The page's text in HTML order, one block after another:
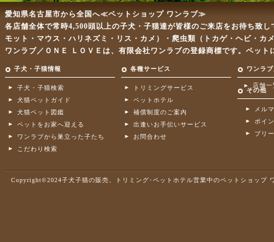
愛知県名古屋市から全国へ≪ペットショップ ワンラブ≫
各店舗全体で常時4,500頭以上の子犬・子猫達が皆様のご来店をお待ち致
モット・マウス・ハリネズミ・リス・カメ）・爬虫類（トカゲ・ヘビ・
ワンラブ／ＯＮＥ ＬＯＶＥは、有限会社ワンラブの登録商標です。ペッ
子犬・子猫情報 各種サービス ワンラ
子犬・子猫検索
犬猫ペットガイド
犬猫ペット図鑑
ペットをお家へ迎える
ワンラブから巣立った子たち
こだわり検索
トリミングサービス
ペットホテル
補償制度のご案内
出逢いお手伝いサービス
お問合わせ
店舗一
その他
メル
ポイ
ブリ
Copyright©2024子犬子猫の販売、トリミング･ペットホテル営業中のペットショップ